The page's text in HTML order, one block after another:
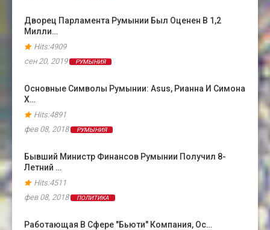
Дворец Парламента Румынии Был Оценен В 1,2
Милли…
Hits:4909
сен 20, 2019
РУМЫНИЯ
Основные Символы Румынии: Asus, Рианна И Симона
Х…
Hits:4891
фев 08, 2018
РУМЫНИЯ
Бывший Министр Финансов Румынии Получил 8-
Летний …
Hits:4511
фев 08, 2018
ПОЛИТИКА
Работающая В Сфере "бьюти" Компания, Ос…